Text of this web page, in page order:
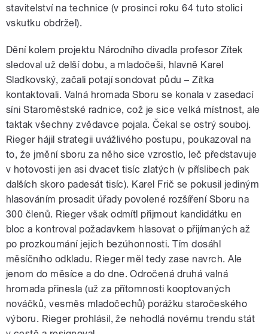
stavitelství na technice (v prosinci roku 64 tuto stolici
vskutku obdržel).
Dění kolem projektu Národního divadla profesor Zítek
sledoval už delší dobu, a mladočeši, hlavně Karel
Sladkovský, začali potají sondovat půdu – Zítka
kontaktovali. Valná hromada Sboru se konala v zasedací
síni Staroměstské radnice, což je sice velká místnost, ale
taktak všechny zvědavce pojala. Čekal se ostrý souboj.
Rieger hájil strategii uvážlivého postupu, poukazoval na
to, že jmění sboru za něho sice vzrostlo, leč představuje
v hotovosti jen asi dvacet tisíc zlatých (v příslibech pak
dalších skoro padesát tisíc). Karel Frič se pokusil jediným
hlasováním prosadit úřady povolené rozšíření Sboru na
300 členů. Rieger však odmítl přijmout kandidátku en
bloc a kontroval požadavkem hlasovat o přijímaných až
po prozkoumání jejich bezúhonnosti. Tím dosáhl
měsíčního odkladu. Rieger měl tedy zase navrch. Ale
jenom do měsíce a do dne. Odročená druhá valná
hromada přinesla (už za přítomnosti kooptovaných
nováčků, vesměs mladočechů) porážku staročeského
výboru. Rieger prohlásil, že nehodlá novému trendu stát